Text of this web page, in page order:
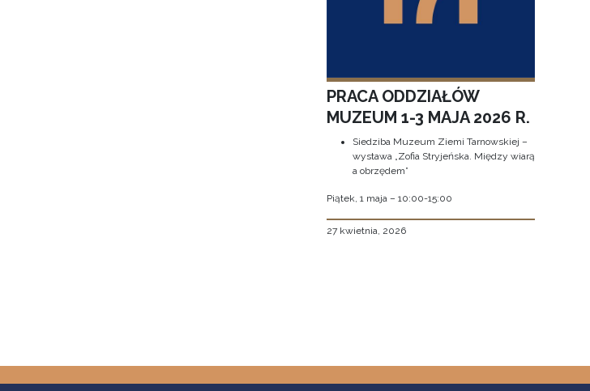
PRACA ODDZIAŁÓW
MUZEUM 1-3 MAJA 2026 R.
Siedziba Muzeum Ziemi Tarnowskiej –
wystawa „Zofia Stryjeńska. Między wiarą
a obrzędem”
Piątek, 1 maja – 10:00-15:00
27 kwietnia, 2026